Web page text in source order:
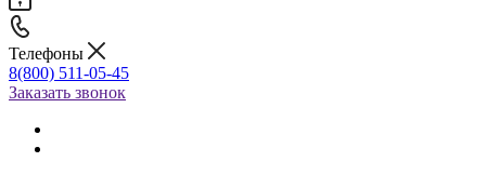
Телефоны
8(800) 511-05-45
Заказать звонок